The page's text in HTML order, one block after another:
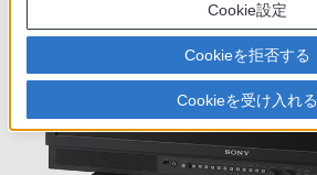
Cookie設定
Cookieを拒否する
Cookieを受け入れる